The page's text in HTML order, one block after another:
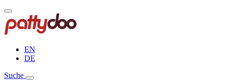
Direkt
zum
Inhalt
EN
DE
Suche